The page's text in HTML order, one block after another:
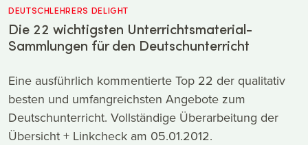
DEUTSCHLEHRERS DELIGHT
Die 22 wichtigsten Unterrichtsmaterial-
Sammlungen für den Deutschunterricht
Eine ausführlich kommentierte Top 22 der qualitativ
besten und umfangreichsten Angebote zum
Deutschunterricht. Vollständige Überarbeitung der
Übersicht + Linkcheck am 05.01.2012.